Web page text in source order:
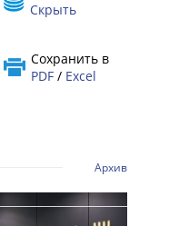
Скрыть
Сохранить в
PDF/ Excel
Архив